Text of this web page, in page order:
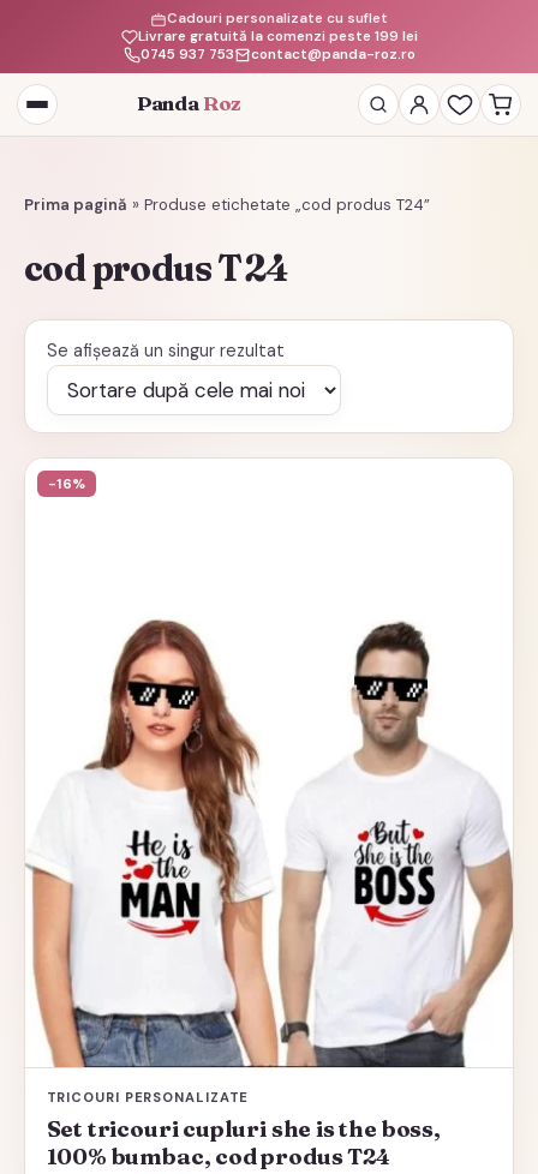
Livrare gratuită la comenzi peste 199 lei
Cadouri personalizate cu suflet
0745 937 753
contact@panda-roz.ro
Deschide
meniul
Panda Roz
Prima pagină » Produse etichetate „cod produs T24”
cod produs T24
Se afișează un singur rezultat
-16%
TRICOURI PERSONALIZATE
Set tricouri cupluri she is the boss,
100% bumbac, cod produs T24